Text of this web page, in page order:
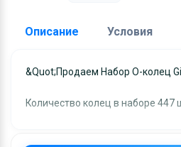
Описание Условия
&quot;Продаем Набор О-колец
Количество колец в наборе 447
Доставка:
Монтажников, стр 9